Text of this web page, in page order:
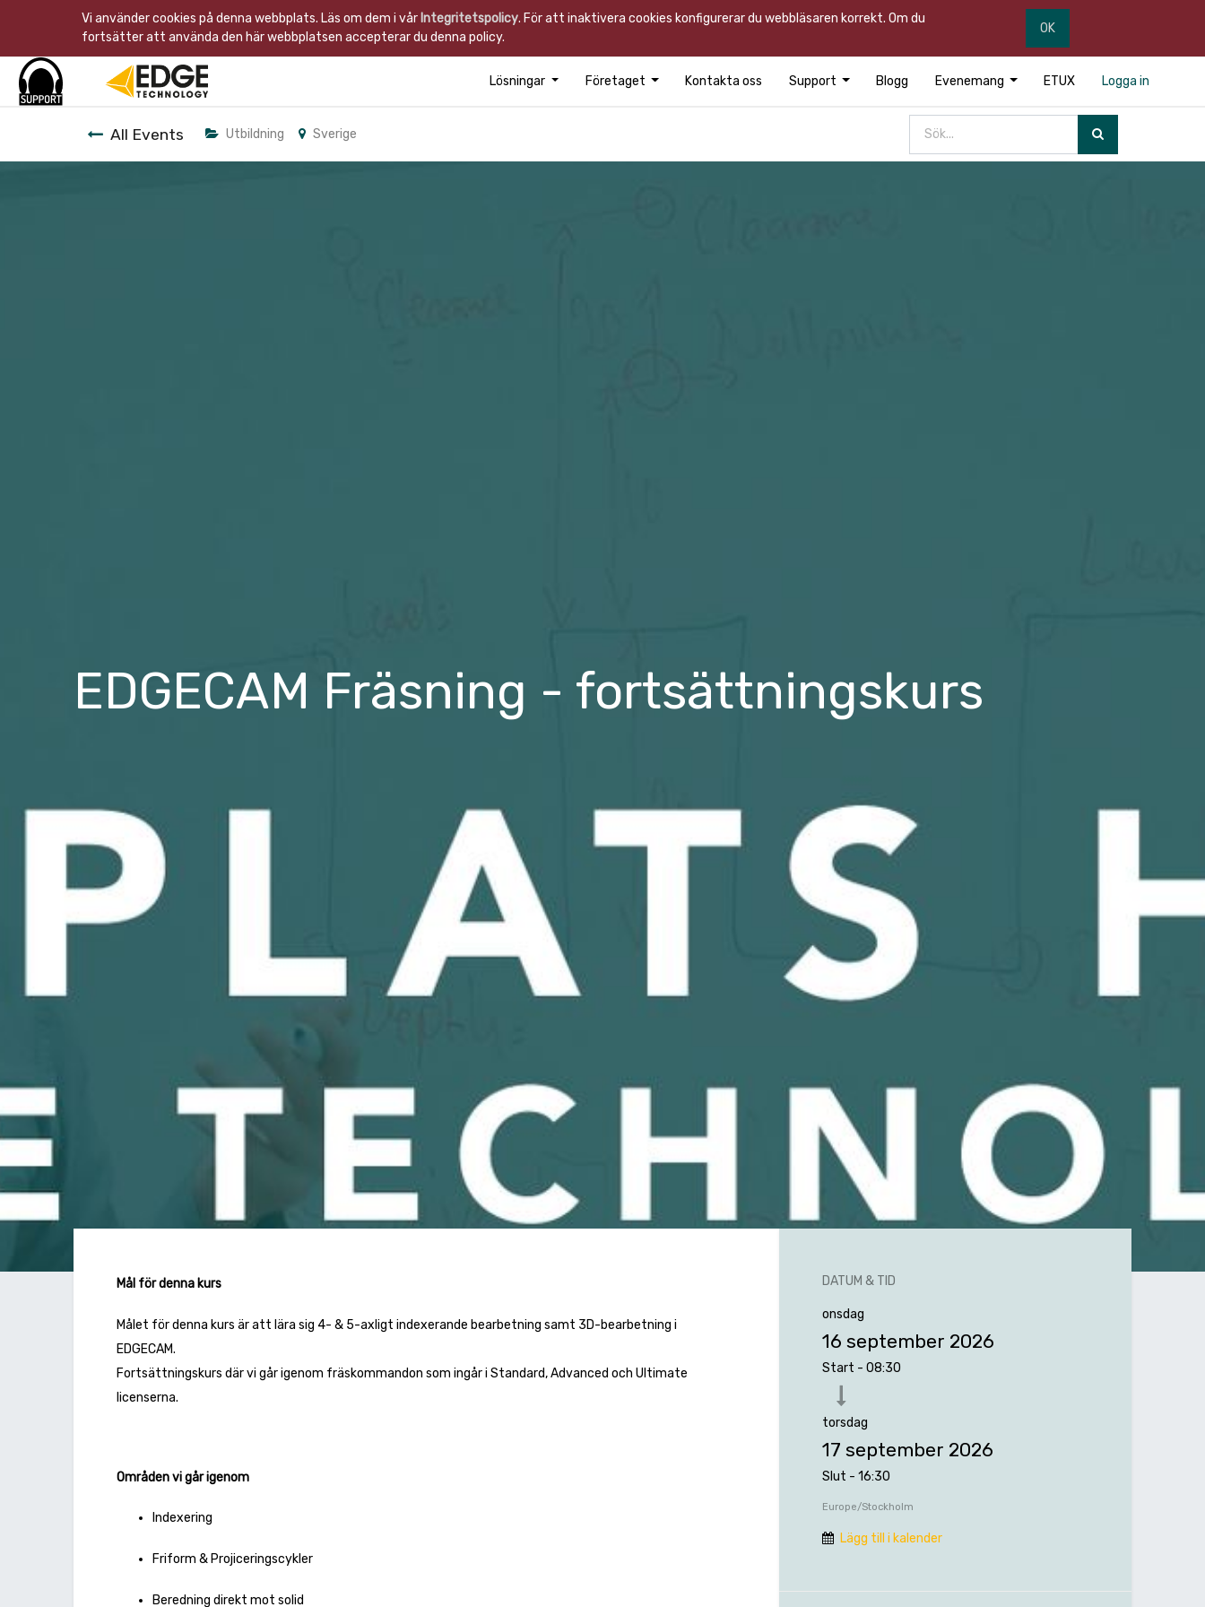
Vi använder cookies på denna webbplats. Läs om dem i vår Integritetspolicy. För att inaktivera cookies konfigurerar du webbläsaren korrekt. Om du
fortsätter att använda den här webbplatsen accepterar du denna policy.
OK
Lösningar Företaget Kontakta oss Support Blogg Evenemang ETUX Logga in
All Events Utbildning Sverige
EDGECAM Fräsning - fortsättningskurs
Mål för denna kurs
Målet för denna kurs är att lära sig 4- & 5-axligt indexerande bearbetning samt 3D-bearbetning i
EDGECAM.
Fortsättningskurs där vi går igenom fräskommandon som ingår i Standard, Advanced och Ultimate
licenserna.
Områden vi går igenom
Indexering
Friform & Projiceringscykler
Beredning direkt mot solid
DATUM & TID
onsdag
16 september 2026
Start - 08:30
torsdag
17 september 2026
Slut - 16:30
Europe/Stockholm
Lägg till i kalender